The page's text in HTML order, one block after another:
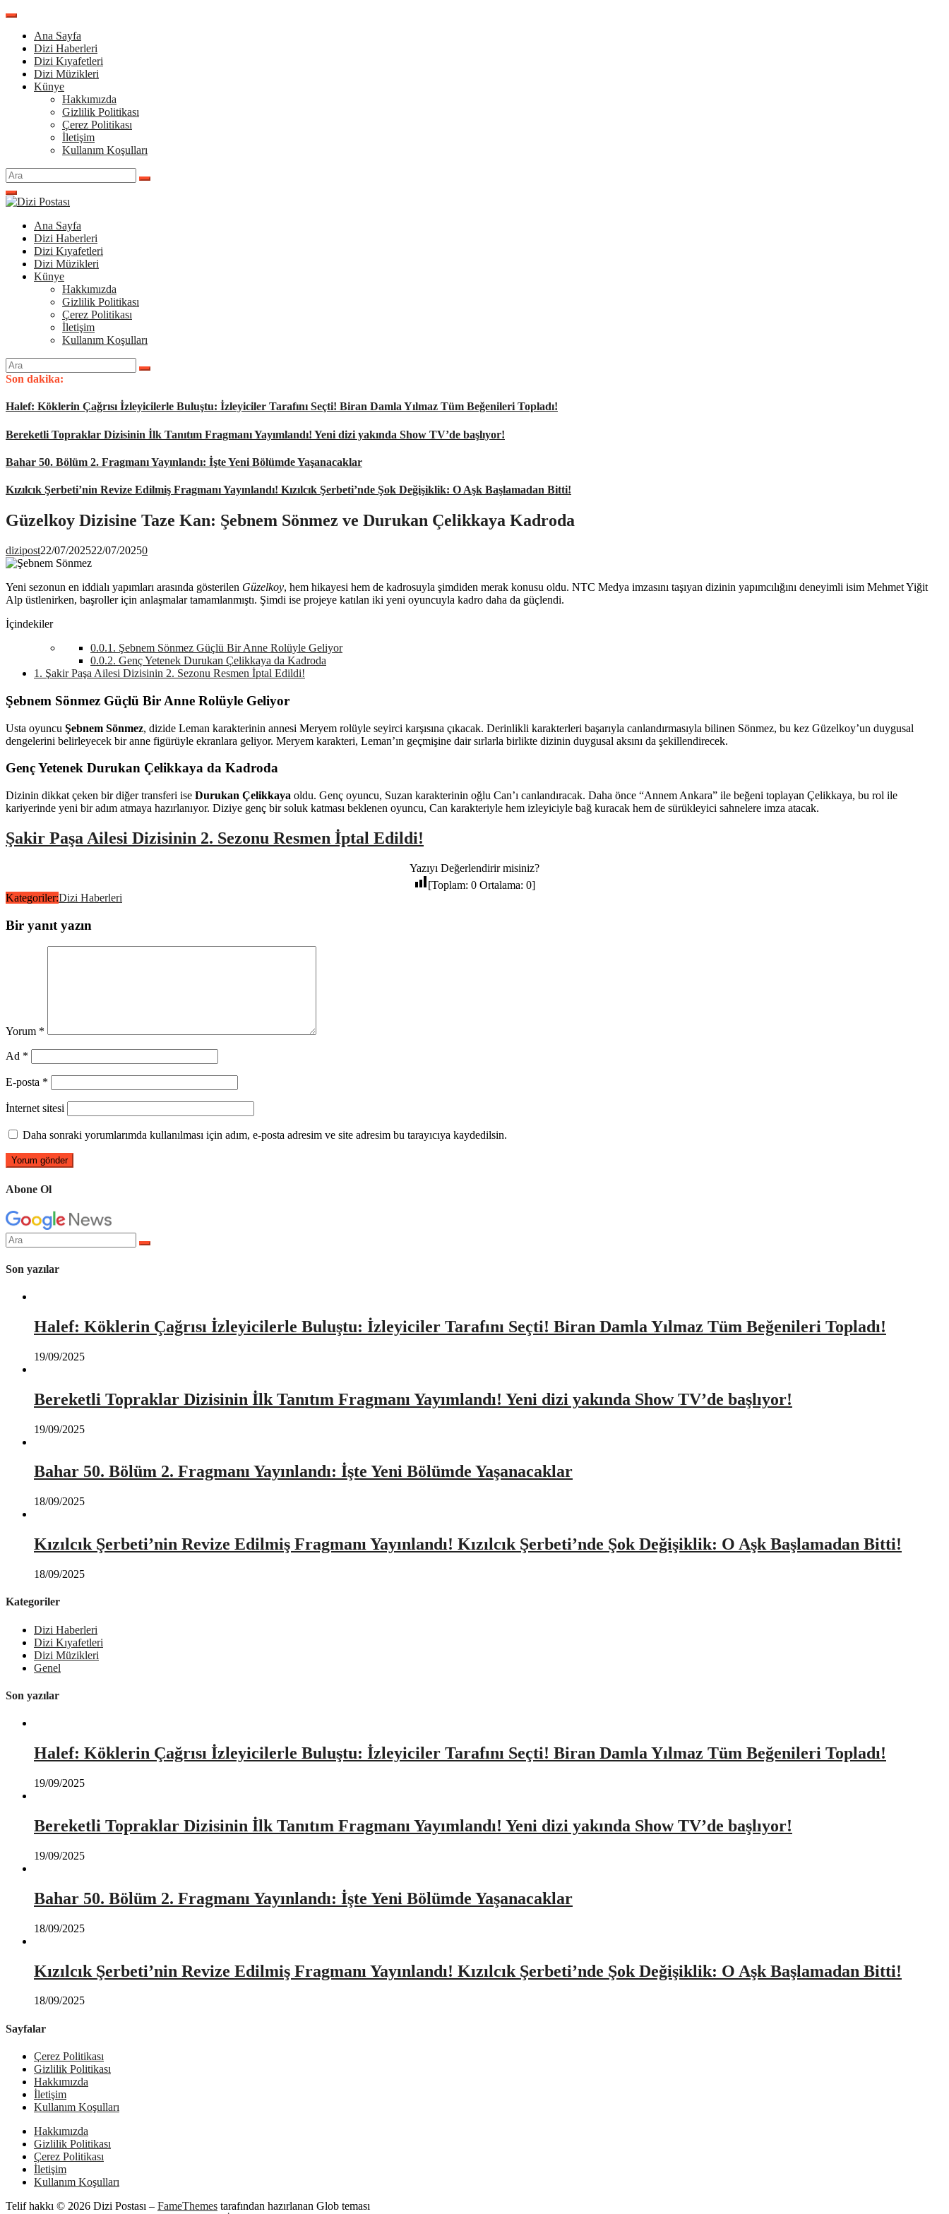
İçeriğe
Ana Sayfa
Dizi Haberleri
Dizi Kıyafetleri
Dizi Müzikleri
Künye
Hakkımızda
Gizlilik Politikası
Çerez Politikası
İletişim
Kullanım Koşulları
Arama
yap:
Ana Sayfa
Dizi Haberleri
Dizi Kıyafetleri
Dizi Müzikleri
Künye
Hakkımızda
Gizlilik Politikası
Çerez Politikası
İletişim
Kullanım Koşulları
Arama
yap:
Son dakika:
Halef: Köklerin Çağrısı İzleyicilerle Buluştu: İzleyiciler Tarafını Seçti! Biran Damla Yılmaz Tüm Beğenileri Topladı!
Bereketli Topraklar Dizisinin İlk Tanıtım Fragmanı Yayımlandı! Yeni dizi yakında Show TV’de başlıyor!
Bahar 50. Bölüm 2. Fragmanı Yayınlandı: İşte Yeni Bölümde Yaşanacaklar
Kızılcık Şerbeti’nin Revize Edilmiş Fragmanı Yayınlandı! Kızılcık Şerbeti’nde Şok Değişiklik: O Aşk Başlamadan Bitti!
Güzelkoy Dizisine Taze Kan: Şebnem Sönmez ve Durukan Çelikkaya Kadroda
dizipost22/07/202522/07/20250
Yeni sezonun en iddialı yapımları arasında gösterilen Güzelkoy, hem hikayesi hem de kadrosuyla şimdiden merak konusu oldu. NTC Medya imzasını taşıyan dizinin yapımcılığını deneyimli isim Mehmet Yiğit
Alp üstlenirken, başroller için anlaşmalar tamamlanmıştı. Şimdi ise projeye katılan iki yeni oyuncuyla kadro daha da güçlendi.
İçindekiler
0.0.1. Şebnem Sönmez Güçlü Bir Anne Rolüyle Geliyor
0.0.2. Genç Yetenek Durukan Çelikkaya da Kadroda
1. Şakir Paşa Ailesi Dizisinin 2. Sezonu Resmen İptal Edildi!
Şebnem Sönmez Güçlü Bir Anne Rolüyle Geliyor
Usta oyuncu Şebnem Sönmez, dizide Leman karakterinin annesi Meryem rolüyle seyirci karşısına çıkacak. Derinlikli karakterleri başarıyla canlandırmasıyla bilinen Sönmez, bu kez Güzelkoy’un duygusal
dengelerini belirleyecek bir anne figürüyle ekranlara geliyor. Meryem karakteri, Leman’ın geçmişine dair sırlarla birlikte dizinin duygusal aksını da şekillendirecek.
Genç Yetenek Durukan Çelikkaya da Kadroda
Dizinin dikkat çeken bir diğer transferi ise Durukan Çelikkaya oldu. Genç oyuncu, Suzan karakterinin oğlu Can’ı canlandıracak. Daha önce “Annem Ankara” ile beğeni toplayan Çelikkaya, bu rol ile
kariyerinde yeni bir adım atmaya hazırlanıyor. Diziye genç bir soluk katması beklenen oyuncu, Can karakteriyle hem izleyiciyle bağ kuracak hem de sürükleyici sahnelere imza atacak.
Şakir Paşa Ailesi Dizisinin 2. Sezonu Resmen İptal Edildi!
Yazıyı Değerlendirir misiniz?
[Toplam: 0 Ortalama: 0]
Kategoriler:Dizi Haberleri
Bir yanıt yazın
Yorum *
Ad *
E-posta *
İnternet sitesi
Daha sonraki yorumlarımda kullanılması için adım, e-posta adresim ve site adresim bu tarayıcıya kaydedilsin.
Abone Ol
Arama
yap:
Son yazılar
Halef: Köklerin Çağrısı İzleyicilerle Buluştu: İzleyiciler Tarafını Seçti! Biran Damla Yılmaz Tüm Beğenileri Topladı!
19/09/2025
Bereketli Topraklar Dizisinin İlk Tanıtım Fragmanı Yayımlandı! Yeni dizi yakında Show TV’de başlıyor!
19/09/2025
Bahar 50. Bölüm 2. Fragmanı Yayınlandı: İşte Yeni Bölümde Yaşanacaklar
18/09/2025
Kızılcık Şerbeti’nin Revize Edilmiş Fragmanı Yayınlandı! Kızılcık Şerbeti’nde Şok Değişiklik: O Aşk Başlamadan Bitti!
18/09/2025
Kategoriler
Dizi Haberleri
Dizi Kıyafetleri
Dizi Müzikleri
Genel
Son yazılar
Halef: Köklerin Çağrısı İzleyicilerle Buluştu: İzleyiciler Tarafını Seçti! Biran Damla Yılmaz Tüm Beğenileri Topladı!
19/09/2025
Bereketli Topraklar Dizisinin İlk Tanıtım Fragmanı Yayımlandı! Yeni dizi yakında Show TV’de başlıyor!
19/09/2025
Bahar 50. Bölüm 2. Fragmanı Yayınlandı: İşte Yeni Bölümde Yaşanacaklar
18/09/2025
Kızılcık Şerbeti’nin Revize Edilmiş Fragmanı Yayınlandı! Kızılcık Şerbeti’nde Şok Değişiklik: O Aşk Başlamadan Bitti!
18/09/2025
Sayfalar
Çerez Politikası
Gizlilik Politikası
Hakkımızda
İletişim
Kullanım Koşulları
Hakkımızda
Gizlilik Politikası
Çerez Politikası
İletişim
Kullanım Koşulları
Telif hakkı © 2026 Dizi Postası – FameThemes tarafından hazırlanan Glob teması